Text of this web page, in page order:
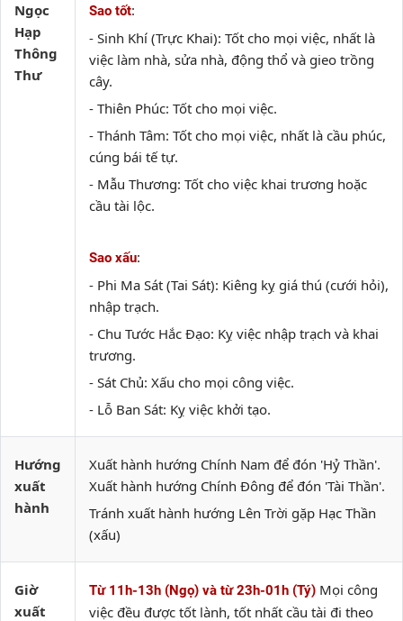
Ngọc
Hạp
Thông
Thư
Sao tốt:
- Sinh Khí (Trực Khai): Tốt cho mọi việc, nhất là
việc làm nhà, sửa nhà, động thổ và gieo trồng
cây.
- Thiên Phúc: Tốt cho mọi việc.
- Thánh Tâm: Tốt cho mọi việc, nhất là cầu phúc,
cúng bái tế tự.
- Mẫu Thương: Tốt cho việc khai trương hoặc
cầu tài lộc.
Sao xấu:
- Phi Ma Sát (Tai Sát): Kiêng kỵ giá thú (cưới hỏi),
nhập trạch.
- Chu Tước Hắc Đạo: Kỵ việc nhập trạch và khai
trương.
- Sát Chủ: Xấu cho mọi công việc.
- Lỗ Ban Sát: Kỵ việc khởi tạo.
Hướng
xuất
hành
Xuất hành hướng Chính Nam để đón 'Hỷ Thần'.
Xuất hành hướng Chính Đông để đón 'Tài Thần'.
Tránh xuất hành hướng Lên Trời gặp Hạc Thần
(xấu)
Giờ
xuất
Từ 11h-13h (Ngọ) và từ 23h-01h (Tý) Mọi công
việc đều được tốt lành, tốt nhất cầu tài đi theo